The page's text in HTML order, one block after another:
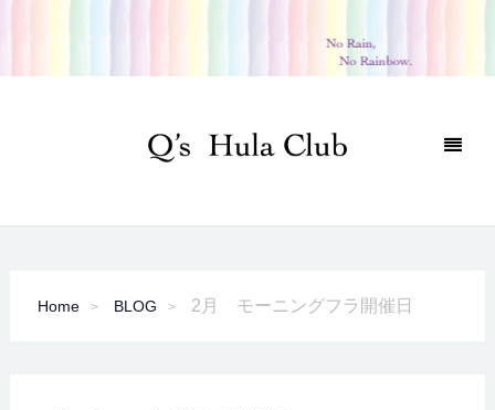
Home BLOG 2月 モーニングフラ開催日